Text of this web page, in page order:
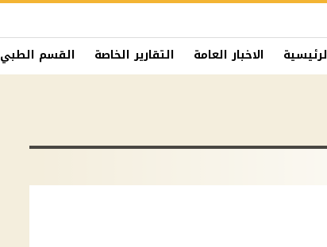
الاخبار العامة التقارير الخاصة القسم الطبي